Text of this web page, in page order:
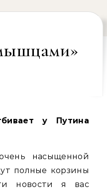
насыщенной
полные корзины
новости я вас